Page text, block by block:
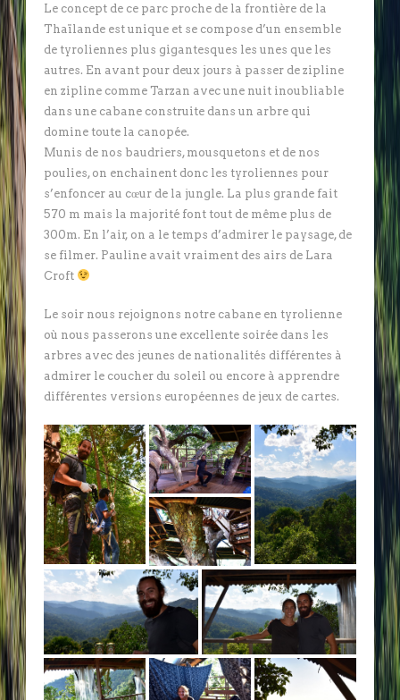
Le concept de ce parc proche de la frontière de la
Thaïlande est unique et se compose d’un ensemble
de tyroliennes plus gigantesques les unes que les
autres. En avant pour deux jours à passer de zipline
en zipline comme Tarzan avec une nuit inoubliable
dans une cabane construite dans un arbre qui
domine toute la canopée.
Munis de nos baudriers, mousquetons et de nos
poulies, on enchainent donc les tyroliennes pour
s’enfoncer au cœur de la jungle. La plus grande fait
570 m mais la majorité font tout de même plus de
300m. En l’air, on a le temps d’admirer le paysage, de
se filmer. Pauline avait vraiment des airs de Lara
Croft
Le soir nous rejoignons notre cabane en tyrolienne
où nous passerons une excellente soirée dans les
arbres avec des jeunes de nationalités différentes à
admirer le coucher du soleil ou encore à apprendre
différentes versions européennes de jeux de cartes.